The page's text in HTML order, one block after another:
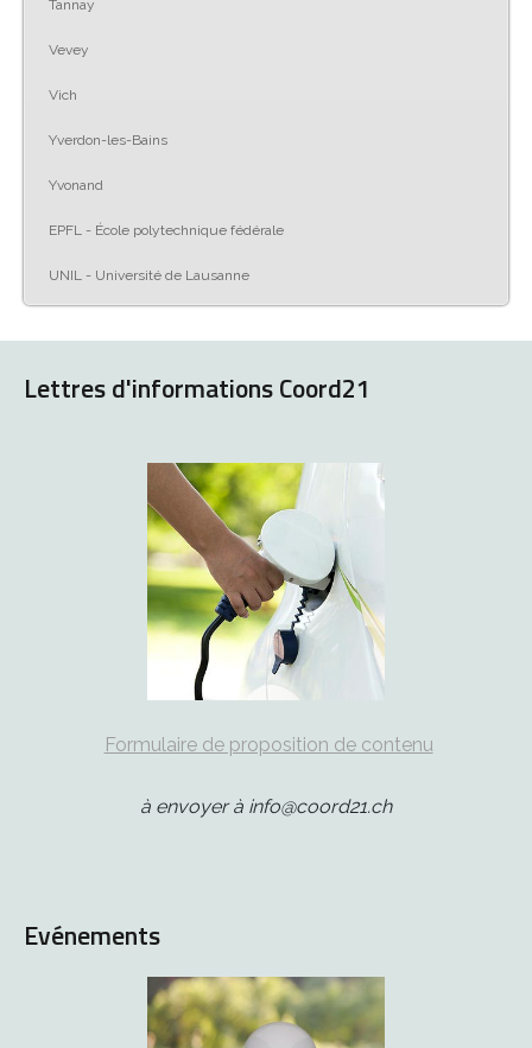
Tannay
Vevey
Vich
Yverdon-les-Bains
Yvonand
EPFL - École polytechnique fédérale
UNIL - Université de Lausanne
Lettres d'informations Coord21
Formulaire de proposition de contenu
à envoyer à info@coord21.ch
Evénements